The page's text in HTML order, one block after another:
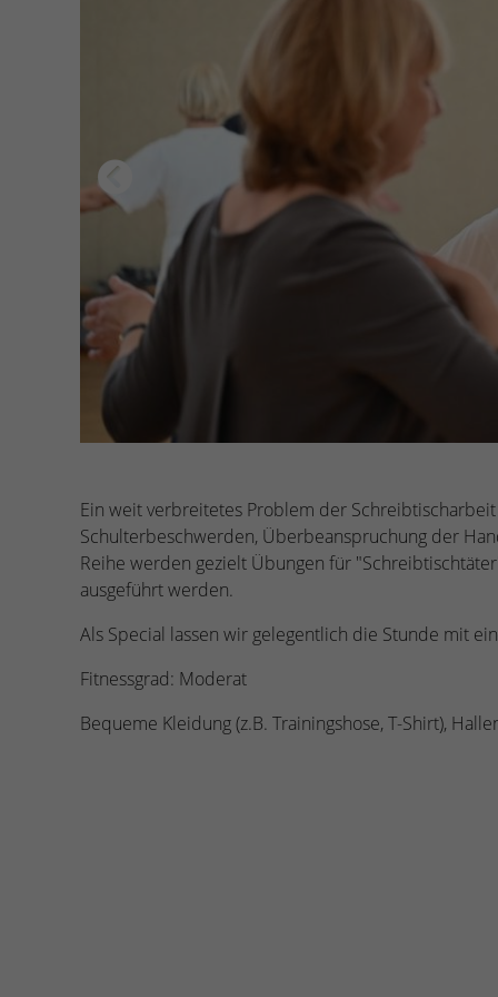
Ein weit verbreitetes Problem der
Schulterbeschwerden, Überbeanspruchung der
Reihe werden gezielt Übungen für
ausgeführt werden.
Als Special lassen wir gelegentlich die Stunde mit
Fitnessgrad: Moderat
Bequeme Kleidung (z.B. Trainingshose, T-Shirt),